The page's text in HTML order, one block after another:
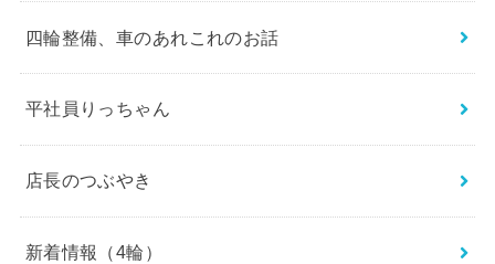
四輪整備、車のあれこれのお話
平社員りっちゃん
店長のつぶやき
新着情報（4輪）